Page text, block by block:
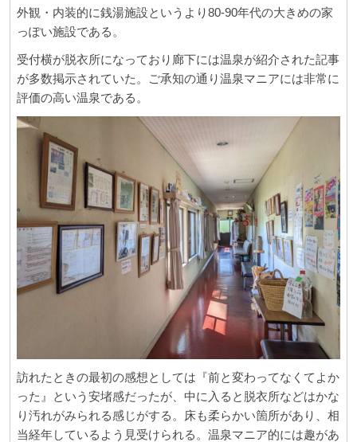
外観・内装的に銭湯施設というより80-90年代の大きめの家
っぽい施設である。
受付横が脱衣所になっており廊下には温泉が紹介された記事
が多数掲示されていた。ご承知の通り温泉マニアには非常に
評価の高い温泉である。
訪れたときの最初の感想としては『前と変わってなくてよか
った』という安堵感だったが、中に入ると脱衣所などはかな
り汚れがみられる感じがする。床も柔らかい箇所があり、相
当経年しているよう見受けられる。温泉マニア的には趣があ